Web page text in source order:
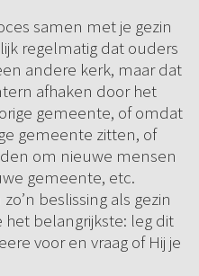
samen met je gezin
regelmatig dat ouders
andere kerk, maar dat
afhaken door het
gemeente, of omdat
gemeente zitten, of
om nieuwe mensen
gemeente, etc.
beslissing als gezin
belangrijkste: leg dit
voor en vraag of Hij je